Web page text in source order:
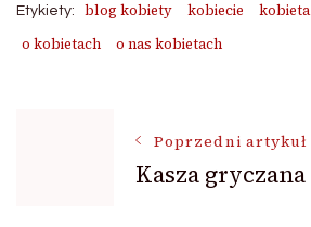
Etykiety: blog kobiety kobiecie kobieta
o kobietach
o nas kobietach
NawigacjaPoprzedni artykuł
Kasza gryczana